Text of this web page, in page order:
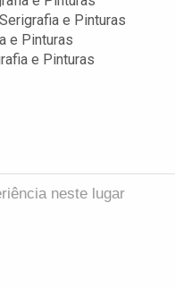
e Pinturas
e Pinturas
e Pinturas